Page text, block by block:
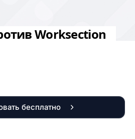
Worksection
бесплатно